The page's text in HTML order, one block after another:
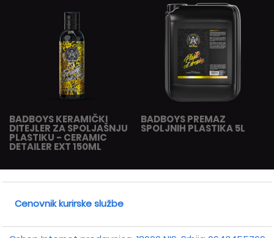
BADBOYS KERAMIČKI
DITEJLER ZA SPOLJAŠNJU
PLASTIKU - CERAMIC
DETAILER EXT 150ML
BADBOYS PREMAZ
SPOLJNIH PLASTIKA 5L
Cenovnik kurirske službe